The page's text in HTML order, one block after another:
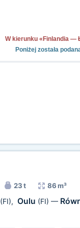
W kierunku «Finlandia —
Poniżej została
23 t 86 m³
(FI), Oulu (FI) —